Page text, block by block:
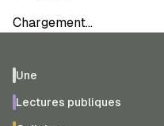
Chargement…
Une
Lectures publiques